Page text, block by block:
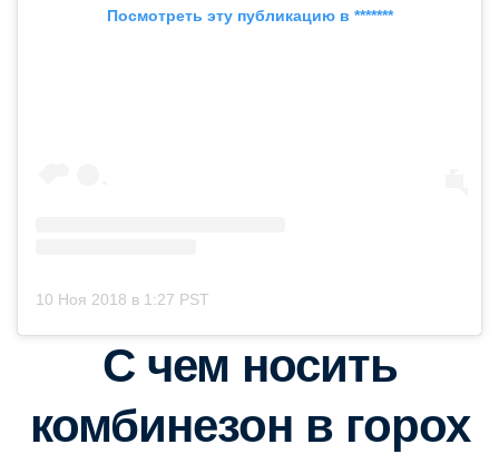
Посмотреть эту публикацию в *******
10 Ноя 2018 в 1:27 PST
С чем носить
комбинезон в горох